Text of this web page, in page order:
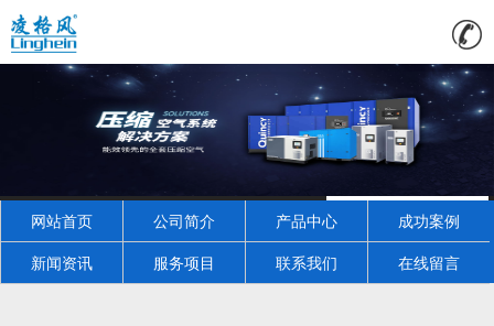
网站首页 公司简介 产品中心
成功案例
新闻资讯
服务项目 联系我们 在线留言